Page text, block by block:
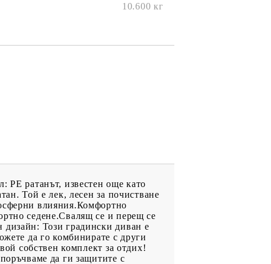
10.600 кг
PE ратанът, известен още като
Той е лек, лесен за почистване
влияния.Комфортно
седене.Свалящ се и перещ се
дизайн: Този градински диван е
да го комбинирате с други
собствен комплект за отдих!
да ги защитите с